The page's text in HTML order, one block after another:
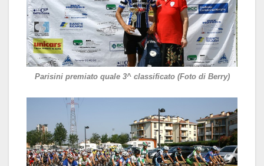
Parisini premiato quale 3^ classificato (Foto di Berry)